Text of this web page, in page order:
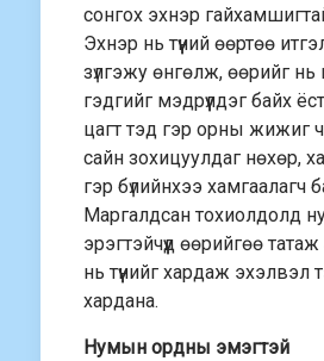
сонгох эхнэр
Эхнэр нь түүний өөртөө
зүлгэжу өнгөлж, өөрийг
гэдгийг мэдрүүлдэг байх
цагт тэд гэр орны жижиг
сайн зохицуулдаг нөхөр,
гэр бүлийнхээ хамгаалагч
Маргалдсан тохиолдолд
эрэгтэйчүүд өөрийгөө
нь түүнийг хардаж эхэлвэл
хардана.
Нумын ордны эмэгтэй